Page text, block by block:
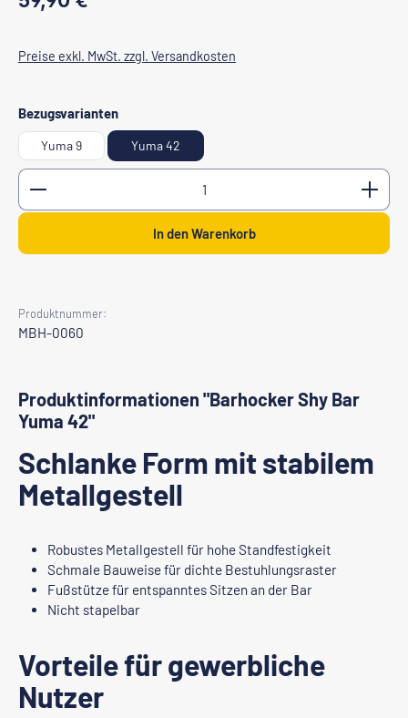
Preise exkl. MwSt. zzgl. Versandkosten
Bezugsvariantenauswählen
Yuma 9 Yuma 42
Produkt Anzahl: Gib den gewünschten Wert ein
In den Warenkorb
Produktnummer:
MBH-0060
Produktinformationen "Barhocker Shy Bar
Yuma 42"
Schlanke Form mit stabilem
Metallgestell
Robustes Metallgestell für hohe Standfestigkeit
Schmale Bauweise für dichte Bestuhlungsraster
Fußstütze für entspanntes Sitzen an der Bar
Nicht stapelbar
Vorteile für gewerbliche
Nutzer